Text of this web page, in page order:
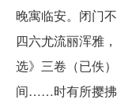
晚寓临安。闭门
四六尤流丽浑雅
选》三卷（已佚
间……时有所撄拂